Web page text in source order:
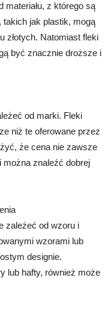
materiału, z którego są
takich jak plastik, mogą
złotych. Natomiast fleki
być znacznie droższe i
od marki. Fleki
niż te oferowane przez
że cena nie zawsze
znaleźć dobrej
zależeć od wzoru i
wzorami lub
designie.
lub hafty, również może